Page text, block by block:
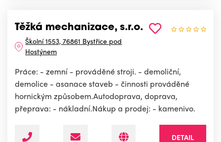
Těžká mechanizace, s.r.o.
Školní 1553, 76861 Bystřice pod
Hostýnem
Práce: - zemní - prováděné stroji. - demoliční,
demolice - asanace staveb - činnosti prováděné
hornickým způsobem.Autodoprava, doprava,
přeprava: - nákladní.Nákup a prodej: - kamenivo.
DETAIL